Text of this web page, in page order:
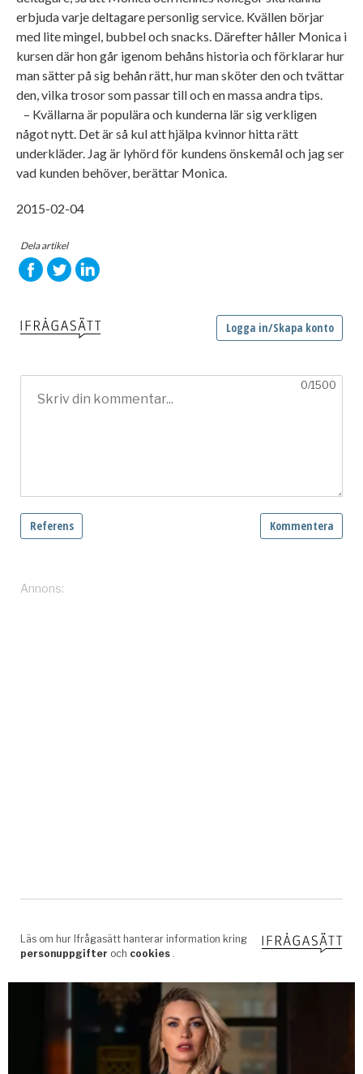
erbjuda varje deltagare personlig service. Kvällen börjar
med lite mingel, bubbel och snacks. Därefter håller Monica i
kursen där hon går igenom behåns historia och förklarar hur
man sätter på sig behån rätt, hur man sköter den och tvättar
den, vilka trosor som passar till och en massa andra tips.
– Kvällarna är populära och kunderna lär sig verkligen
något nytt. Det är så kul att hjälpa kvinnor hitta rätt
underkläder. Jag är lyhörd för kundens önskemål och jag ser
vad kunden behöver, berättar Monica.
2015-02-04
Dela artikel